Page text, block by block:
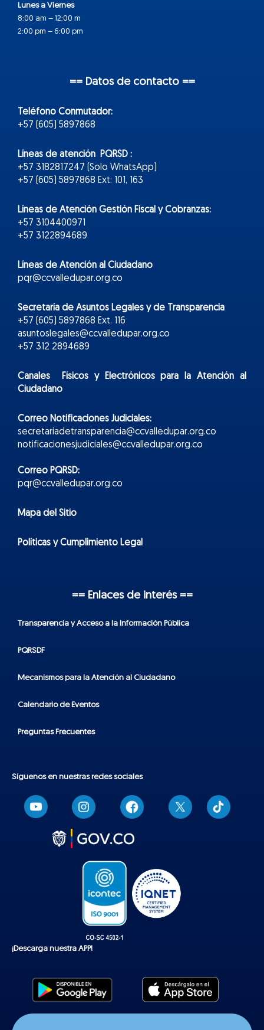
Lunes a Viernes
8:00 am – 12:00 m
2:00 pm – 6:00 pm
== Datos de contacto ==
Teléfono Conmutador:
+57 (605) 5897868
Líneas de atención PQRSD :
+57 3182817247 (Solo WhatsApp)
+57 (605) 5897868 Ext: 101, 163
Líneas de Atención Gestión Fiscal y Cobranzas:
+57 3104400971
+57 3122894689
Líneas de Atención al Ciudadano
pqr@ccvalledupar.org.co
Secretaría de Asuntos Legales y de Transparencia
+57 (605) 5897868 Ext. 116
asuntoslegales@ccvalledupar.org.co
+57 312 2894689
Canales Físicos yElectrónicospara la Atención al
Ciudadano
Correo Notificaciones Judiciales:
secretariadetransparencia@ccvalledupar.org.co
notificacionesjudiciales@ccvalledupar.org.co
Correo PQRSD:
pqr@ccvalledupar.org.co
Mapa del Sitio
Políticas y Cumplimiento Legal
== Enlaces de interés ==
Transparencia y Acceso a la Información Pública
PQRSDF
Mecanismos para la Atención al Ciudadano
Calendario de Eventos
Preguntas Frecuentes
Síguenos en nuestras redes sociales
T
i
k
¡Descarga nuestra APP!